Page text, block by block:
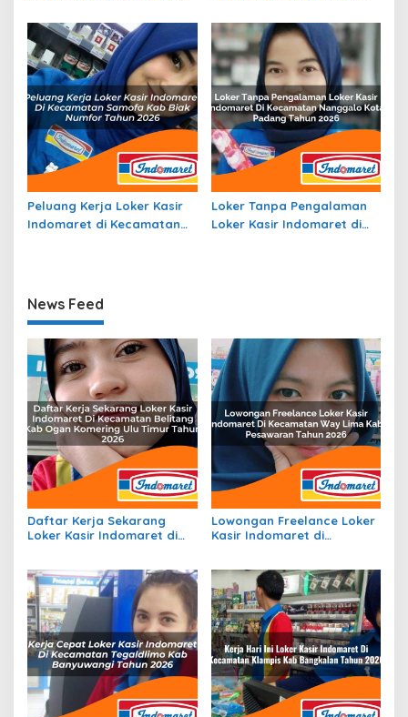
Banyuwangi Tahun 2026
Tahun 2026
Peluang Kerja Loker Kasir
Indomaret di Kecamatan
Loker Tanpa Pengalaman
Loker Kasir Indomaret di
News Feed
Daftar Kerja Sekarang
Loker Kasir Indomaret di
Tahun 2026
Lowongan Freelance Loker
Kasir Indomaret di